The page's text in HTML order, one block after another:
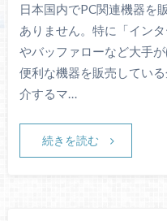
日本国内でPC関連機器を
ありません。特に「イン
やバッファローなど大手
便利な機器を販売してい
介するマ…
続きを読む